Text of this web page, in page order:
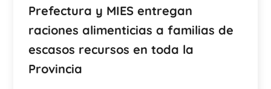
Prefectura y MIES entregan
raciones alimenticias a familias de
escasos recursos en toda la
Provincia